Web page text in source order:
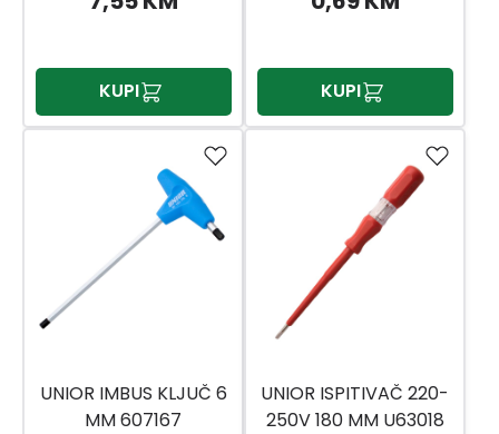
KUPI KUPI
UNIOR IMBUS KLJUČ 6
MM 607167
UNIOR ISPITIVAČ 220-
250V 180 MM U63018